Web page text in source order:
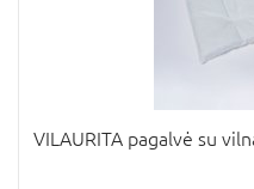
VILAURITA pagalvė su